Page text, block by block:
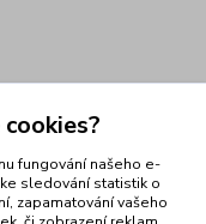
fungování našeho e-
sledování statistik o
zapamatování vašeho